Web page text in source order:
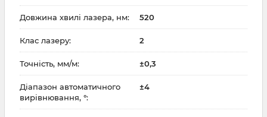
Довжина хвилі лазера, нм: 520
Клас лазеру: 2
Точність, мм/м: ±0,3
Діапазон автоматичного
вирівнювання, °:
±4